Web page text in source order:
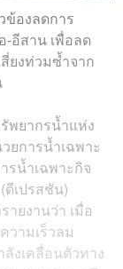
ข้องลดการ
-อีสาน เพื่อลด
ยงท่วมซ้ำจาก
พยากรน้ำแห่ง
ยการน้ำเฉพาะ
รน้ำเฉพาะกิจ
เปรสชัน)
ยงานว่า เมื่อ
วามเร็วลม
งเคลื่อนตัวทาง